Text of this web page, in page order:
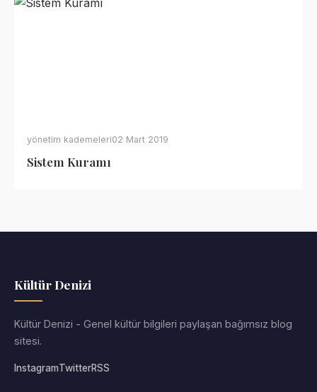
yönetim kademeleri02 Mart 2019
Sistem Kuramı
Kültür Denizi
Kültür Denizi - Genel kültür bilgileri paylaşan bağımsız blog
sitesi.
InstagramTwitterRSS